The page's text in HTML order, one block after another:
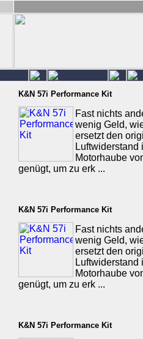
K&N 57i Performance Kit
Fast nichts
wenig Geld,
ersetzt den
Luftwiderstand
Motorhaube
genügt, um zu erk ...
K&N 57i Performance Kit
Fast nichts
wenig Geld,
ersetzt den
Luftwiderstand
Motorhaube
genügt, um zu erk ...
K&N 57i Performance Kit